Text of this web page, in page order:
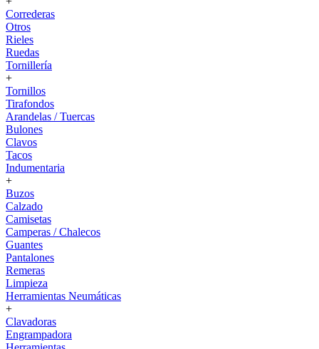
Correderas
Otros
Rieles
Ruedas
Tornillería
+
Tornillos
Tirafondos
Arandelas / Tuercas
Bulones
Clavos
Tacos
Indumentaria
+
Buzos
Calzado
Camisetas
Camperas / Chalecos
Guantes
Pantalones
Remeras
Limpieza
Herramientas Neumáticas
+
Clavadoras
Engrampadora